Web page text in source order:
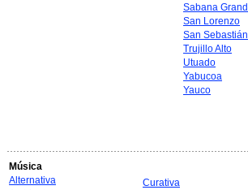
Sabana
San Lorenzo
San Sebastián
Trujillo Alto
Utuado
Yabucoa
Yauco
Música
Alternativa
Curativa